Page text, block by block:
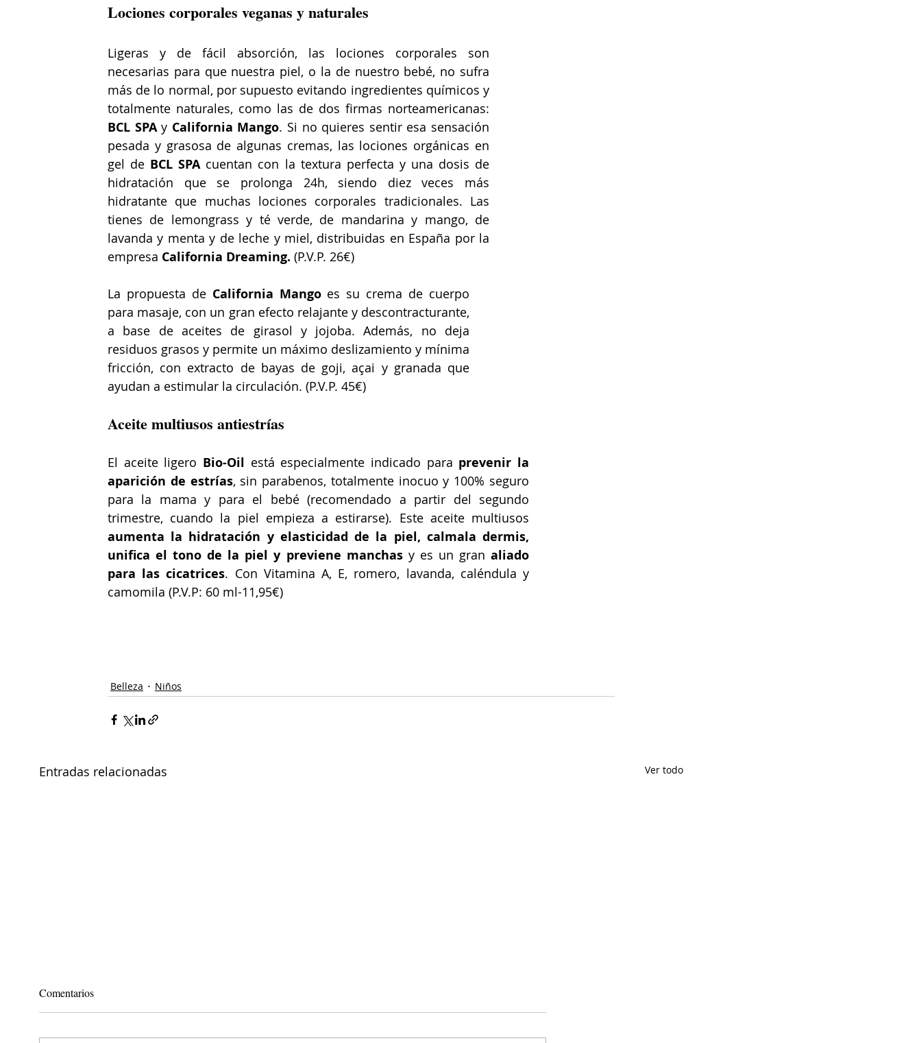
Lociones corporales veganas y naturales
Ligeras y de fácil absorción, las lociones corporales son
necesarias para que nuestra piel, o la de nuestro bebé, no sufra
más de lo normal, por supuesto evitando ingredientes químicos y
BCL SPA y California Mango. Si no quieres sentir esa sensación
pesada y grasosa de algunas cremas, las lociones orgánicas en
gel de BCL SPA cuentan con la textura perfecta y una dosis de
hidratación que se prolonga 24h, siendo diez veces más
hidratante que muchas lociones corporales tradicionales. Las
tienes de lemongrass y té verde, de mandarina y mango, de
lavanda y menta y de leche y miel, distribuidas en España por la
empresa California Dreaming. (P.V.P. 26€)
La propuesta de California Mango es su crema de cuerpo
para masaje, con un gran efecto relajante y descontracturante,
a base de aceites de girasol y jojoba. Además, no deja
residuos grasos y permite un máximo deslizamiento y mínima
fricción, con extracto de bayas de goji, açai y granada que
ayudan a estimular la circulación. (P.V.P. 45€)
Aceite multiusos antiestrías
El aceite ligero Bio-Oil está especialmente indicado para prevenir la
aparición de estrías, sin parabenos, totalmente inocuo y 100% seguro
para la mama y para el bebé (recomendado a partir del segundo
aumenta la hidratación y elasticidad de la piel, calmala dermis,
unifica el tono de la piel y previene manchas y es un gran aliado
para las cicatrices. Con Vitamina A, E, romero, lavanda, caléndula y
camomila (P.V.P: 60 ml-11,95€)
Belleza Niños
Entradas relacionadas Ver todo
Comentarios